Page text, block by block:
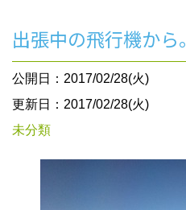
出張中の飛行機から。
公開日：2017/02/28(火)
更新日：2017/02/28(火)
未分類